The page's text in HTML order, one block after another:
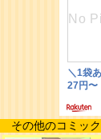
その他のコミック